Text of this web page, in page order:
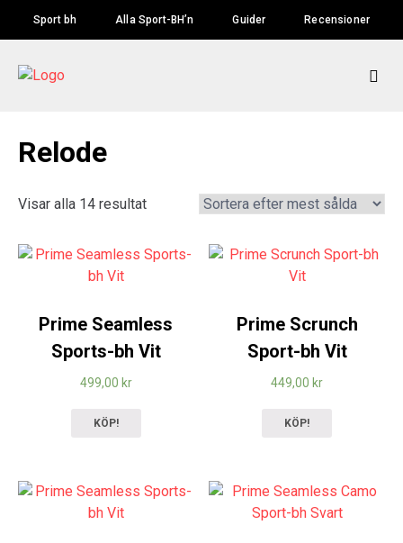
Sport bh Alla Sport-BH’n Guider Recensioner
Relode
Visar alla 14 resultat
Prime Seamless
Sports-bh Vit
499,00 kr
KÖP!
Prime Scrunch
Sport-bh Vit
449,00 kr
KÖP!